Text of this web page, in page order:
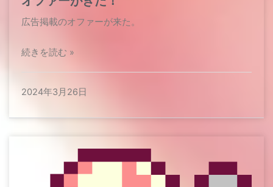
広告掲載のオファーが来た。
続きを読む »
2024年3月26日